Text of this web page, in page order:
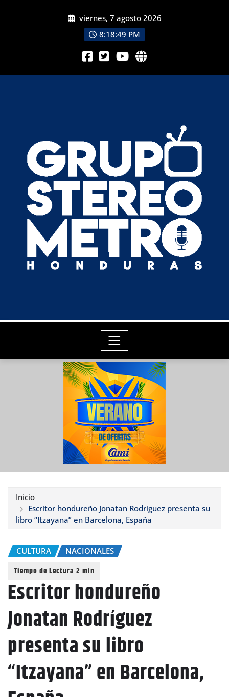
viernes, 7 agosto 2026
8:18:52 PM
Inicio
Escritor hondureño Jonatan Rodríguez presenta su
libro “Itzayana” en Barcelona, España
CULTURA NACIONALES
Escritor hondureño
Jonatan Rodríguez
presenta su libro
“Itzayana” en Barcelona,